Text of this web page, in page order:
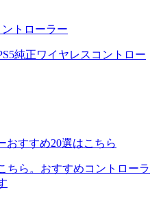
ントローラー
純正ワイヤレスコントロー
おすすめ20選はこちら
ちら。おすすめコントローラ